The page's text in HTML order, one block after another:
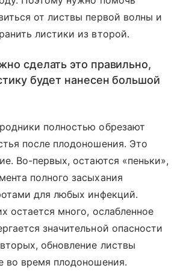
от листвы первой волны и
листики из второй.
сделать это правильно,
будет нанесен большой
полностью обрезают
после плодоношения. Это
Во-первых, остаются «пеньки»,
полного засыхания
для любых инфекций.
остается много, ослабленное
значительной опасности
обновление листвы
во время плодоношения.